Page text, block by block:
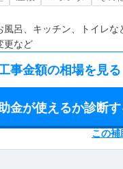
呂、キッチン、トイレな
更など
事金額の相場を見る
金が使えるか診断す
この補